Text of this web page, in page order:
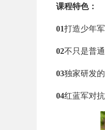
课程特色：
01打造少年
02不只是普
03独家研发
04红蓝军对